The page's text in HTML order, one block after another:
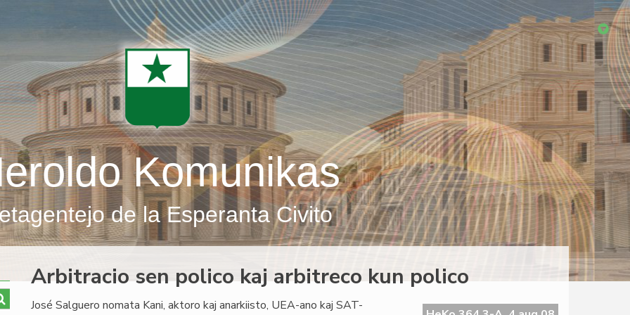
Komunikas
de la Esperanta Civito
Arbitracio sen polico kaj arbitreco kun polico
José Salguero nomata Kani, aktoro kaj anarkiisto, UEA-ano kaj SAT-